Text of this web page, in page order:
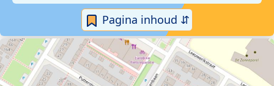
Pagina inhoud ⇵